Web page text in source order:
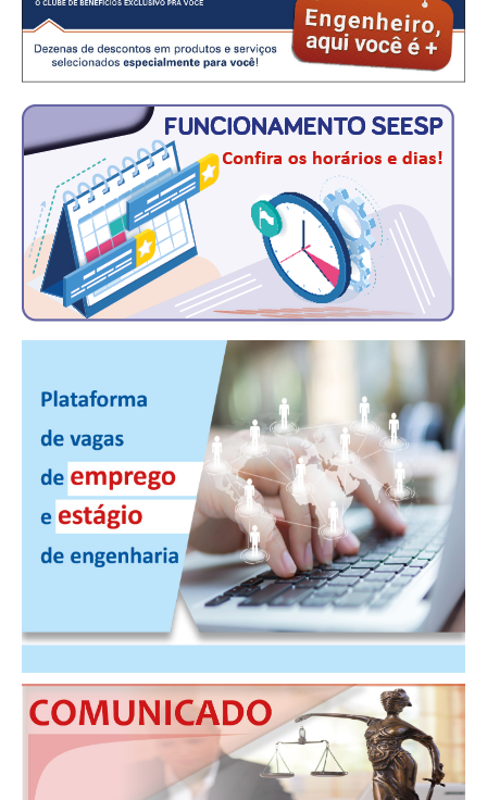
CADASTRO
ASSOCIE-SE
NÚCLEO JOVEM